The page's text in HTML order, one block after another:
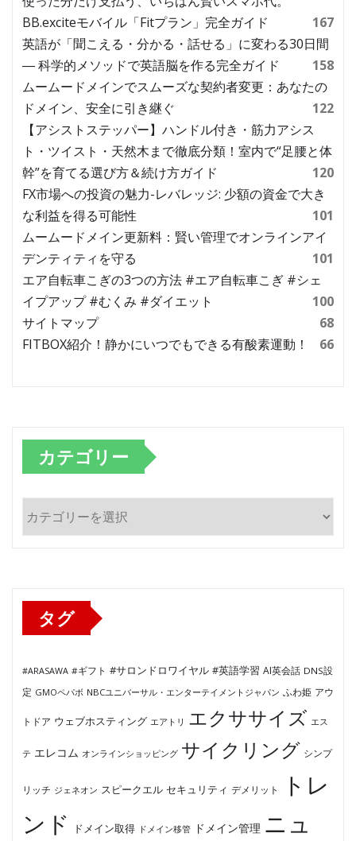
BB.exciteモバイル「Fitプラン」完全ガイド
167
英語が「聞こえる・分かる・話せる」に変わる30日間
― 科学的メソッドで英語脳を作る完全ガイド
158
ムームードメインでスムーズな契約者変更：あなたの
ドメイン、安全に引き継ぐ
122
【アシストステッパー】ハンドル付き・筋力アシス
ト・ツイスト・天然木まで徹底分類！室内で“足腰と体
幹”を育てる選び方＆続け方ガイド
120
FX市場への投資の魅力-レバレッジ: 少額の資金で大き
な利益を得る可能性
101
ムームードメイン更新料：賢い管理でオンラインアイ
デンティティを守る
101
エア自転車こぎの3つの方法 #エア自転車こぎ #シェ
イプアップ #むくみ #ダイエット
100
サイトマップ
68
FITBOX紹介！静かにいつでもできる有酸素運動！
66
カテゴリー
テ
タグ
#ARASAWA #ギフト #サロンドロワイヤル #英語学習 AI英会話 DNS設
定 GMOペパボ NBCユニバーサル・エンターテイメントジャパン ふわ姫 アウ
トドア ウェブホスティング エアトリ エクササイズ エス
テ エレコム オンラインショッピング サイクリング シンプ
リッチ ジェネオン スピークエル セキュリティ デメリット
トレ
ンド
ドメイン取得 ドメイン移管 ドメイン管理 ニュ